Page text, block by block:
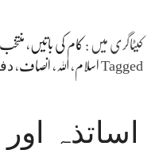
کیٹاگری میں : کام کی باتیں ،
Taggedاسلام ، اللہ ، انصاف،
اساتذہ